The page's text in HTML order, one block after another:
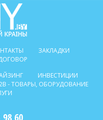
ЗАКЛАДКИ
ИНВЕСТИЦИИ
- ТОВАРЫ, ОБОРУДОВАНИЕ
98 60